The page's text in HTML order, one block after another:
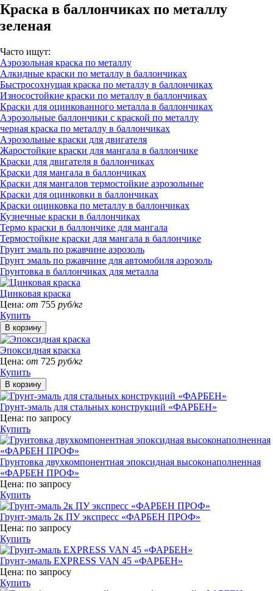
Краска в баллончиках по металлу
зеленая
Часто ищут:
Аэрозольная краска по металлу
Алкидные краски по металлу в баллончиках
Быстросохнущая краска по металлу в баллончиках
Износостойкие краски по металлу в баллончиках
Краски для оцинкованного металла в баллончиках
Аэрозольные баллончики с краской по металлу
черная краска по металлу в баллончиках
Аэрозольные краски для двигателя
Жаростойкие краски для мангала в баллончике
Краски для двигателя в баллончиках
Краски для мангала в баллончиках
Краски для мангалов термостойкие аэрозольные
Краски для оцинковки в баллончиках
Краски оцинковка по металлу в баллончиках
Кузнечные краски в баллончиках
Термо краски в баллончике для мангала
Термостойкие краски для мангала в баллончике
Грунт эмаль по ржавчине аэрозоль
Грунт эмаль по ржавчине для автомобиля аэрозоль
Грунтовка в баллончиках для металла
Цинковая краска
Цена: от 755 руб/кг
Купить
Эпоксидная краска
Цена: от 725 руб/кг
Купить
Грунт-эмаль для стальных конструкций «ФАРБЕН»
Цена: по запросу
Купить
Грунтовка двухкомпонентная эпоксидная высоконаполненная
«ФАРБЕН ПРОФ»
Цена: по запросу
Купить
Грунт-эмаль 2к ПУ экспресс «ФАРБЕН ПРОФ»
Цена: по запросу
Купить
Грунт-эмаль EXPRESS VAN 45 «ФАРБЕН»
Цена: по запросу
Купить